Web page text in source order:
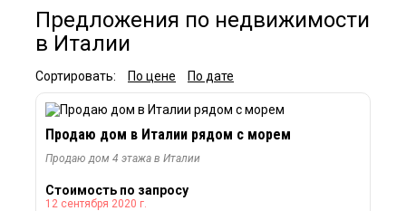
Предложения по недвижимости
в Италии
Сортировать: По цене По дате
Продаю дом в Италии рядом с морем
Продаю дом 4 этажа в Италии
Стоимость по запросу
12 сентября 2020 г.